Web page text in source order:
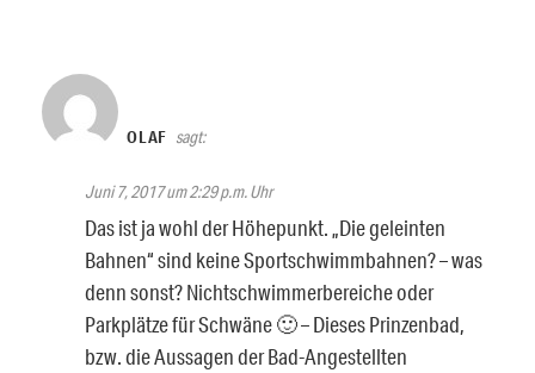
OLAF sagt:
Juni 7, 2017 um 2:29 p.m. Uhr
Das ist ja wohl der Höhepunkt. „Die geleinten
Bahnen“ sind keine Sportschwimmbahnen? – was
denn sonst? Nichtschwimmerbereiche oder
Parkplätze für Schwäne 🙂 – Dieses Prinzenbad,
bzw. die Aussagen der Bad-Angestellten